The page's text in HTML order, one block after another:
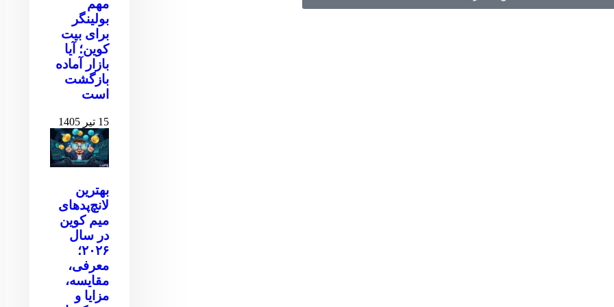
مهم
بولینگر
برای بیت
کوین‌‌؛ آیا
بازار آماده
بازگشت
است
15 تیر 1405
بهترین
لانچ‌پدهای
میم کوین
در سال
۲۰۲۶؛
معرفی،
مقایسه،
مزایا و